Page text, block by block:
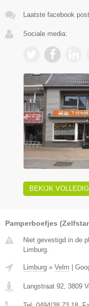
Laatste facebook
Sociale media:
BEKIJK
Pamperboefjes
Niet gevestigd in de
Limburg.
Limburg » Velm
Langstraat 92, 3809